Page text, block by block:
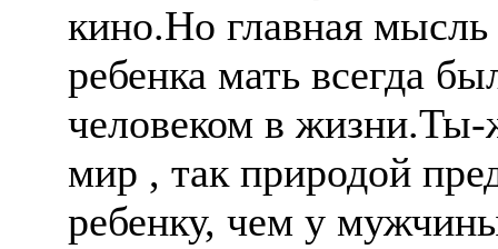
кино.Но главная
ребенка мать всегда
человеком в
мир , так природой
ребенку, чем у